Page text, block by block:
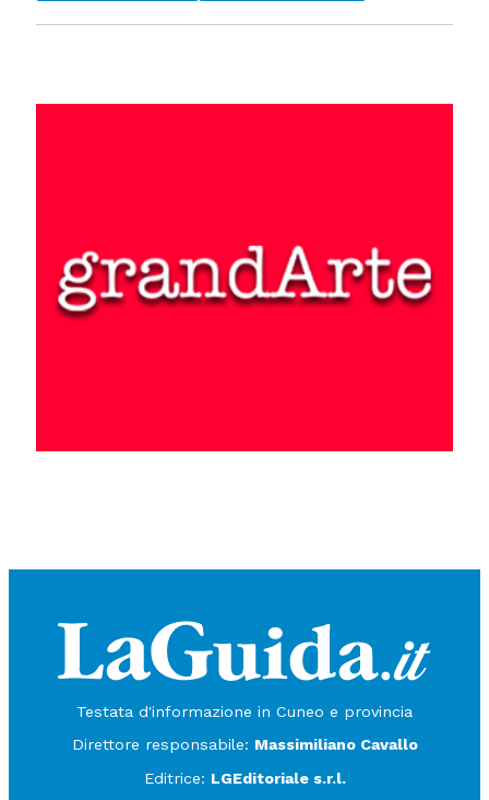
Testata d'informazione in Cuneo e provincia
Direttore responsabile: Massimiliano Cavallo
Editrice: LGEditoriale s.r.l.